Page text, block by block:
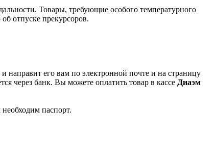
Товары, требующие особого температурного
отпуске прекурсоров.
направит его вам по электронной почте и на страницу
через банк. Вы можете оплатить товар в кассе Диаэм
паспорт.